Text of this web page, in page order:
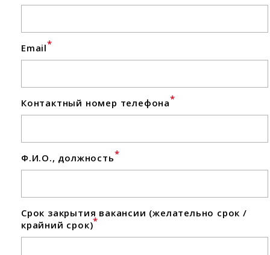
Email*
Контактный номер телефона*
Ф.И.О., должность*
Срок закрытия вакансии (желательно срок /
крайний срок)*